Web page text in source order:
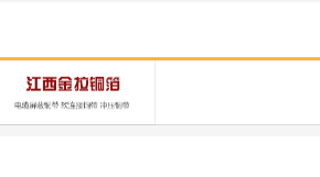
15,105 -70